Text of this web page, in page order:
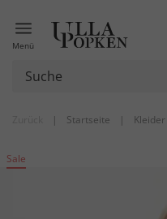
Menü
| Startseite | Kleider
Sale